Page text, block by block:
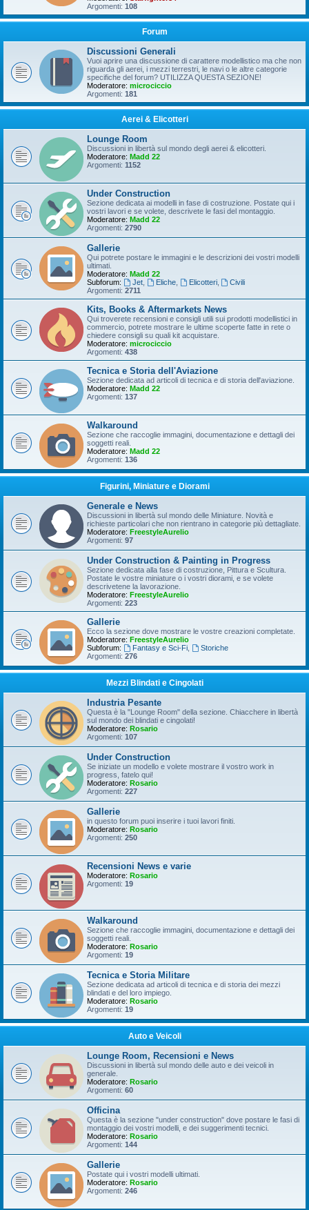
Argomenti: 108
Forum
Discussioni Generali
Vuoi aprire una discussione di carattere modellistico ma che non
riguarda gli aerei, i mezzi terrestri, le navi o le altre categorie
specifiche del forum? UTILIZZA QUESTA SEZIONE!
Moderatore: microciccio
Argomenti: 181
Aerei & Elicotteri
Lounge Room
Discussioni in libertà sul mondo degli aerei & elicotteri.
Moderatore: Madd 22
Argomenti: 1152
Under Construction
Sezione dedicata ai modelli in fase di costruzione. Postate qui i
vostri lavori e se volete, descrivete le fasi del montaggio.
Moderatore: Madd 22
Argomenti: 2790
Gallerie
Qui potrete postare le immagini e le descrizioni dei vostri modelli
ultimati.
Moderatore: Madd 22
Subforum:
Jet, Eliche, Elicotteri,
Civili
Argomenti: 2711
Kits, Books & Aftermarkets News
Qui troverete recensioni e consigli utili sui prodotti modellistici in
commercio, potrete mostrare le ultime scoperte fatte in rete o
chiedere consigli su quali kit acquistare.
Moderatore: microciccio
Argomenti: 438
Tecnica e Storia dell'Aviazione
Sezione dedicata ad articoli di tecnica e di storia dell'aviazione.
Moderatore: Madd 22
Argomenti: 137
Walkaround
Sezione che raccoglie immagini, documentazione e dettagli dei
soggetti reali.
Moderatore: Madd 22
Argomenti: 136
Figurini, Miniature e Diorami
Generale e News
Discussioni in libertà sul mondo delle Miniature. Novità e
richieste particolari che non rientrano in categorie più dettagliate.
Moderatore: FreestyleAurelio
Argomenti: 97
Under Construction & Painting in Progress
Sezione dedicata alla fase di costruzione, Pittura e Scultura.
Postate le vostre miniature o i vostri diorami, e se volete
descrivetene la lavorazione.
Moderatore: FreestyleAurelio
Argomenti: 223
Gallerie
Ecco la sezione dove mostrare le vostre creazioni completate.
Moderatore: FreestyleAurelio
Subforum:
Fantasy e Sci-Fi,
Storiche
Argomenti: 276
Mezzi Blindati e Cingolati
Industria Pesante
Questa è la "Lounge Room" della sezione. Chiacchere in libertà
sul mondo dei blindati e cingolati!
Moderatore: Rosario
Argomenti: 107
Under Construction
Se iniziate un modello e volete mostrare il vostro work in
progress, fatelo qui!
Moderatore: Rosario
Argomenti: 227
Gallerie
in questo forum puoi inserire i tuoi lavori finiti.
Moderatore: Rosario
Argomenti: 250
Recensioni News e varie
Moderatore: Rosario
Argomenti: 19
Walkaround
Sezione che raccoglie immagini, documentazione e dettagli dei
soggetti reali.
Moderatore: Rosario
Argomenti: 19
Tecnica e Storia Militare
Sezione dedicata ad articoli di tecnica e di storia dei mezzi
blindati e del loro impiego.
Moderatore: Rosario
Argomenti: 19
Auto e Veicoli
Lounge Room, Recensioni e News
Discussioni in libertà sul mondo delle auto e dei veicoli in
generale.
Moderatore: Rosario
Argomenti: 60
Officina
Questa è la sezione "under construction" dove postare le fasi di
montaggio dei vostri modelli, e dei suggerimenti tecnici.
Moderatore: Rosario
Argomenti: 144
Gallerie
Postate qui i vostri modelli ultimati.
Moderatore: Rosario
Argomenti: 246